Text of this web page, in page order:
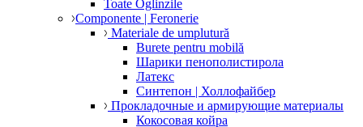
Toate Oglinzile
Componente | Feronerie
Materiale de umplutură
Burete pentru mobilă
Шарики пенополистирола
Латекс
Синтепон | Холлофайбер
Прокладочные и армирующие материалы
Кокосовая койра